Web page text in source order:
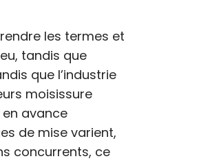
les termes et
tandis que
que l’industrie
moisissure
avance
de mise varient,
concurrents, ce